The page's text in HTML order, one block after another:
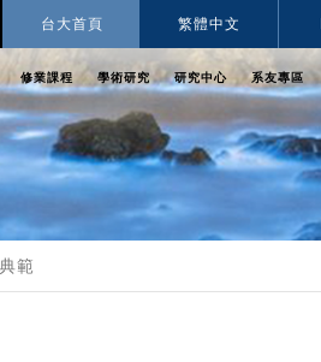
台大首頁 繁體中文
修業課程 學術研究 研究中心 系友專區
範